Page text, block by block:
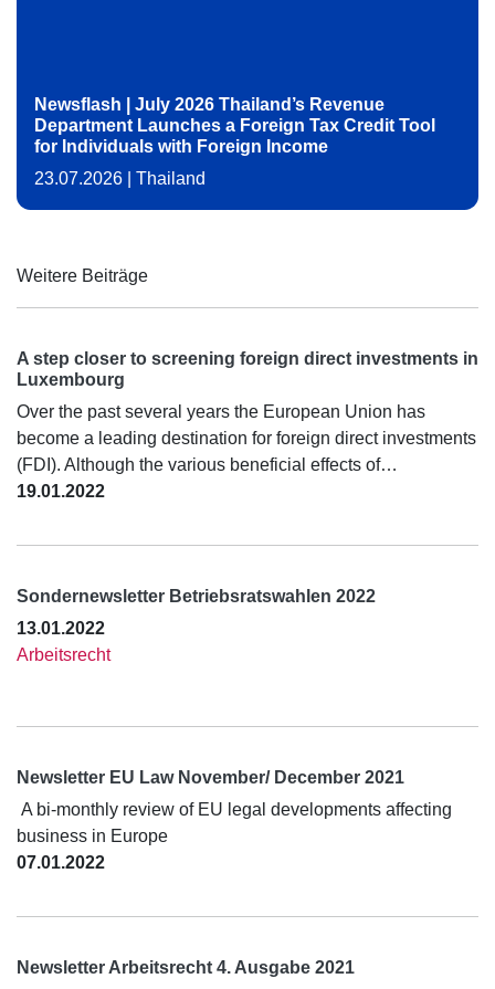
Newsflash | July 2026 Thailand’s Revenue
Department Launches a Foreign Tax Credit Tool
for Individuals with Foreign Income
23.07.2026
Thailand
Weitere Beiträge
A step closer to screening foreign direct investments in
Luxembourg
Over the past several years the European Union has
become a leading destination for foreign direct investments
(FDI). Although the various beneficial effects of…
19.01.2022
Sondernewsletter Betriebsratswahlen 2022
13.01.2022
Arbeitsrecht
Newsletter EU Law November/ December 2021
A bi-monthly review of EU legal developments affecting
business in Europe
07.01.2022
Newsletter Arbeitsrecht 4. Ausgabe 2021